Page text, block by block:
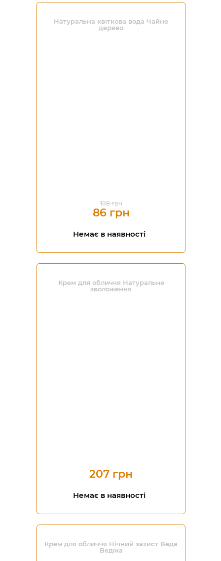
Натуральна квіткова вода Чайне
дерево
108 грн
86 грн
Немає в наявності
Крем для обличчя Натуральне
зволоження
207 грн
Немає в наявності
Крем для обличчя Нічний захист Веда
Ведіка